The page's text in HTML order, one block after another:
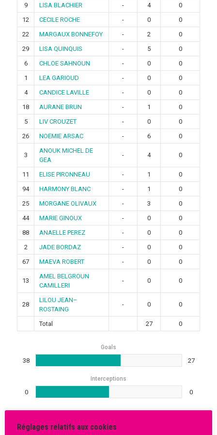
9 LISA BLACHIER - 4
0
12
CECILE ROCHE - 0
0
22
MARGAUX BONNEFOY - 2
0
29
LISA QUINQUIS - 5
0
6
CHLOE SAHNOUN - 0
0
1
LEA GARIOUD - 0
0
4
CANDICE LAVILLE - 0
0
18
AURANE BRUN - 1
0
5
LIV CROUZET - 0
0
26
NOEMIE ARSAC - 6 0
3
ANOUK MICHEL DE
GEA
- 4 0
11 ELISE PIRONNEAU - 1
0
94
HARMONY BLANC - 1
0
25
MORGANE OLIVAUX - 3
0
44
MARIE GINOUX - 0
0
88
ANAELLE PEREZ - 0
0
2
JADE BORDAZ - 0
0
67
MAEVA ROBERT - 0 0
13
AMEL BELGROUN
CAMILLERI
- 0 0
28
LILOU JEAN–
ROSTAING
- 0 0
Total 27 0
Goals
38 27
Interceptions
0 0
Réglages relatifs aux cookies